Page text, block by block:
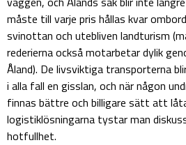
måste till varje pris hållas kvar
svinottan och utebliven landturism
rederierna också motarbetar dylik
Åland). De livsviktiga transporterna
i alla fall en gisslan, och när någon
finnas bättre och billigare sätt att
logistiklösningarna tystar man
hotfullhet.